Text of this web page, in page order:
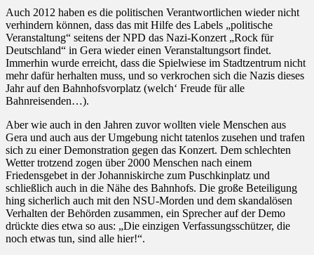
Auch 2012 haben es die politischen Verantwortlichen wieder nicht
verhindern können, dass das mit Hilfe des Labels „politische
Veranstaltung“ seitens der NPD das Nazi-Konzert „Rock für
Deutschland“ in Gera wieder einen Veranstaltungsort findet.
Immerhin wurde erreicht, dass die Spielwiese im Stadtzentrum nicht
mehr dafür herhalten muss, und so verkrochen sich die Nazis dieses
Jahr auf den Bahnhofsvorplatz (welch‘ Freude für alle
Bahnreisenden…).
Aber wie auch in den Jahren zuvor wollten viele Menschen aus
Gera und auch aus der Umgebung nicht tatenlos zusehen und trafen
sich zu einer Demonstration gegen das Konzert. Dem schlechten
Wetter trotzend zogen über 2000 Menschen nach einem
Friedensgebet in der Johanniskirche zum Puschkinplatz und
schließlich auch in die Nähe des Bahnhofs. Die große Beteiligung
hing sicherlich auch mit den NSU-Morden und dem skandalösen
Verhalten der Behörden zusammen, ein Sprecher auf der Demo
drückte dies etwa so aus: „Die einzigen Verfassungsschützer, die
noch etwas tun, sind alle hier!“.